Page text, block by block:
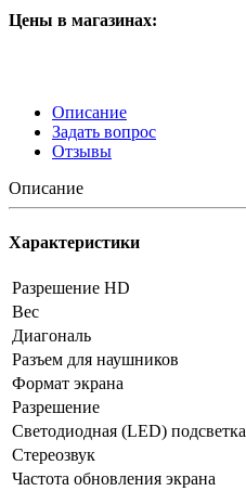
Цены в магазинах:
Описание
Задать вопрос
Отзывы
Описание
Характеристики
Разрешение HD
Вес
Диагональ
Разъем для наушников
Формат экрана
Разрешение
Светодиодная (LED) подсветка
Стереозвук
Частота обновления экрана